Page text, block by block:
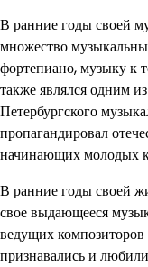
В ранние годы своей
множество
фортепиано, музыку к
также являлся одним
Петербургского
пропагандировал
начинающих молодых
В ранние годы своей
свое выдающееся
ведущих
признавались и